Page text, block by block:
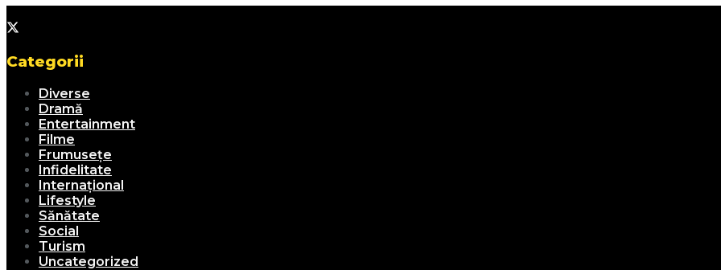
Categorii
Diverse
Dramă
Entertainment
Filme
Frumusețe
Infidelitate
Internațional
Lifestyle
Sănătate
Social
Turism
Uncategorized